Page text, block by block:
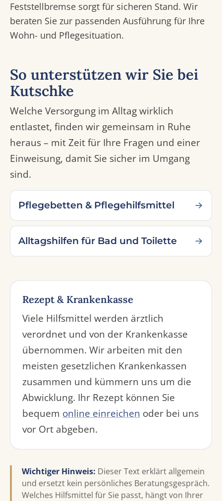
Feststellbremse sorgt für sicheren Stand. Wir
beraten Sie zur passenden Ausführung für Ihre
Wohn- und Pflegesituation.
So unterstützen wir Sie bei
Kutschke
Welche Versorgung im Alltag wirklich
entlastet, finden wir gemeinsam in Ruhe
heraus – mit Zeit für Ihre Fragen und einer
Einweisung, damit Sie sicher im Umgang
sind.
Pflegebetten & Pflegehilfsmittel
Alltagshilfen für Bad und Toilette
Rezept & Krankenkasse
Viele Hilfsmittel werden ärztlich
verordnet und von der Krankenkasse
übernommen. Wir arbeiten mit den
meisten gesetzlichen Krankenkassen
zusammen und kümmern uns um die
Abwicklung. Ihr Rezept können Sie
bequem online einreichen oder bei uns
vor Ort abgeben.
Wichtiger Hinweis: Dieser Text erklärt allgemein
und ersetzt kein persönliches Beratungsgespräch.
Welches Hilfsmittel für Sie passt, hängt von Ihrer